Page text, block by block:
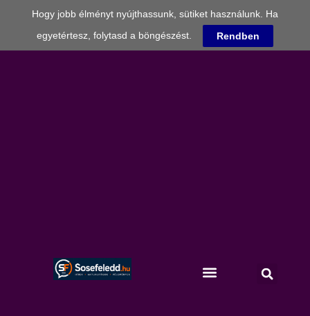
Hogy jobb élményt nyújthassunk, sütiket használunk. Ha
egyetértesz, folytasd a böngészést.
Rendben